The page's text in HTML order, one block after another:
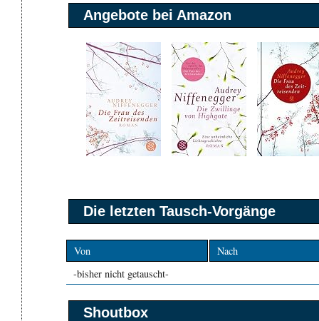
Angebote bei Amazon
Die letzten Tausch-Vorgänge
Von
Nach
-bisher nicht getauscht-
Shoutbox